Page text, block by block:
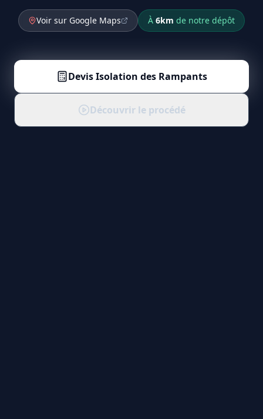
Voir sur Google Maps À 6km de notre dépôt
DevisIsolation des Rampants
Découvrir le procédé